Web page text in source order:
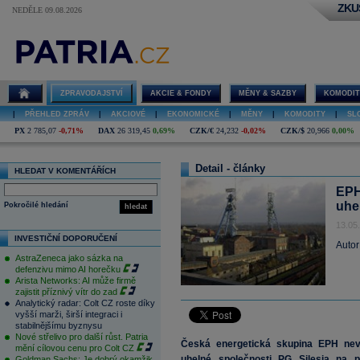
NEDĚLE 09.08.2026
ZPRAVODAJSTVÍ AKCIE & FONDY MĚNY & SAZBY
PŘEHLED ZPRÁV AKCIOVÉ EKONOMICKÉ MĚNY KOMODITY
PX 2 785,07 -0,71% DAX 26 319,45 0,69% CZK/€ 24,232 -0,02% CZK/$ 20,966 0,00%
HLEDAT V KOMENTÁŘÍCH
hledat
Pokročilé hledání
INVESTIČNÍ DOPORUČENÍ
AstraZeneca jako sázka na
defenzivu mimo AI horečku
Arista Networks: AI může firmě
zajistit příznivý vítr do zad
Analytický radar: Colt CZ roste díky
vyšší marži, širší integraci i
stabilnějšímu byznysu
Nové střelivo pro další růst. Patria
mění cílovou cenu pro Colt CZ
Detail - články
Česká energetická skupina EPH